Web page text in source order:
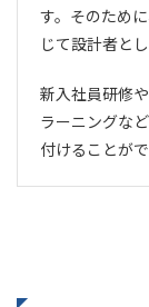
す。そのため
じて設計者と
新入社員研修
ラーニングな
付けることがで